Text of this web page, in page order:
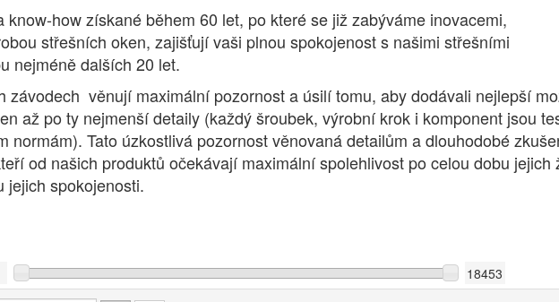
know-how získané během 60 let, po které se již zabýváme inovacemi,
střešních oken, zajišťují vaši plnou spokojenost s našimi střešními
nejméně dalších 20 let.
závodech věnují maximální pozornost a úsilí tomu, aby dodávali nejlepší
až po ty nejmenší detaily (každý šroubek, výrobní krok i komponent jsou
normám). Tato úzkostlivá pozornost věnovaná detailům a dlouhodobé
od našich produktů očekávají maximální spolehlivost po celou dobu
jejich spokojenosti.